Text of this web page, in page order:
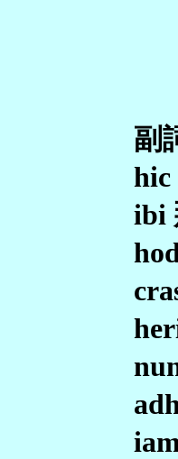
副
hic
ibi